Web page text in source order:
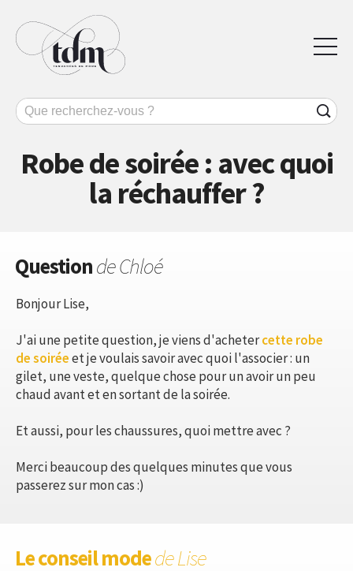
Robe de soirée : avec quoi
la réchauffer ?
Questionde Chloé
Bonjour Lise,
J'ai une petite question, je viens d'achetercette robe
de soiréeet je voulais savoir avec quoi l'associer : un
gilet, une veste, quelque chose pour un avoir un peu
chaud avant et en sortant de la soirée.
Et aussi, pour les chaussures, quoi mettre avec ?
Merci beaucoup des quelques minutes que vous
passerez sur mon cas :)
Le conseil modede Lise